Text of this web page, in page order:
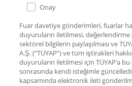
Onay
Fuar davetiye gönderimleri, fuarlar
duyuruların iletilmesi, değerlendirme
sektörel bilgilerin paylaşılması ve
A.Ş. (“TÜYAP”) ve tüm iştirakleri
duyuruların iletilmesi için TÜYAP’a
sonrasında kendi isteğimle
kapsamında elektronik ileti